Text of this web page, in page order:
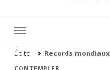
Édito Records mondiaux
CONTEMPLER